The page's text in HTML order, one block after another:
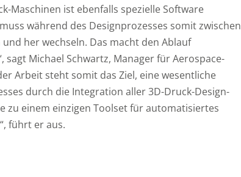
Maschinen ist ebenfalls spezielle Software
während des Designprozesses somit zwischen
her wechseln. Das macht den Ablauf
Michael Schwartz, Manager für Aerospace-
Arbeit steht somit das Ziel, eine wesentliche
durch die Integration aller 3D-Druck-Design-
zu einem einzigen Toolset für automatisiertes
führt er aus.